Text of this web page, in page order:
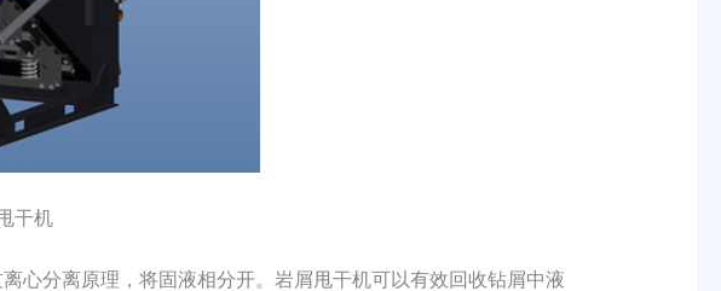
干机
分离原理，将固液相分开。岩屑甩干机可以有效回收钻屑中液